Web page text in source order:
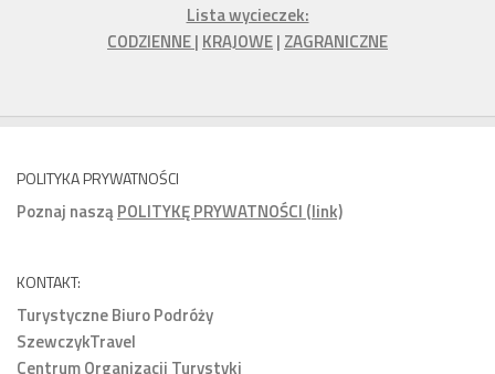
Lista wycieczek:
CODZIENNE| KRAJOWE| ZAGRANICZNE
POLITYKA PRYWATNOŚCI
Poznaj nasząPOLITYKĘ PRYWATNOŚCI (link)
KONTAKT:
Turystyczne Biuro Podróży
SzewczykTravel
Centrum Organizacji Turystyki